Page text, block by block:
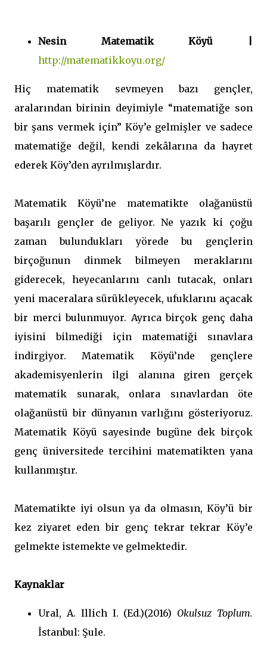
Nesin Matematik Köyü |
http://matematikkoyu.org/
Hiç matematik sevmeyen bazı gençler,
aralarından birinin deyimiyle “matematiğe son
bir şans vermek için” Köy’e gelmişler ve sadece
matematiğe değil, kendi zekâlarına da hayret
ederek Köy’den ayrılmışlardır.
Matematik Köyü’ne matematikte olağanüstü
başarılı gençler de geliyor. Ne yazık ki çoğu
zaman bulundukları yörede bu gençlerin
birçoğunun dinmek bilmeyen meraklarını
giderecek, heyecanlarını canlı tutacak, onları
yeni maceralara sürükleyecek, ufuklarını açacak
bir merci bulunmuyor. Ayrıca birçok genç daha
iyisini bilmediği için matematiği sınavlara
indirgiyor. Matematik Köyü’nde gençlere
akademisyenlerin ilgi alanına giren gerçek
matematik sunarak, onlara sınavlardan öte
olağanüstü bir dünyanın varlığını gösteriyoruz.
Matematik Köyü sayesinde bugüne dek birçok
genç üniversitede tercihini matematikten yana
kullanmıştır.
Matematikte iyi olsun ya da olmasın, Köy’ü bir
kez ziyaret eden bir genç tekrar tekrar Köy’e
gelmekte istemekte ve gelmektedir.
Kaynaklar
Ural, A. Illich I. (Ed.)(2016) Okulsuz Toplum.
İstanbul: Şule.